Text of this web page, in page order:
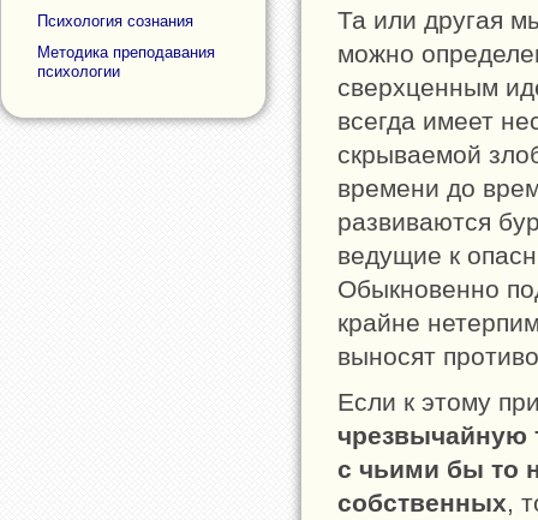
Психология сознания
Методика преподавания
психологии
Та или другая
можно
сверхценным
всегда имеет
скрываемой
времени до
развиваются
ведущие к
Обыкновенно
крайне
выносят
Если к этому
чрезвычайную
с чьими бы то
собственных,